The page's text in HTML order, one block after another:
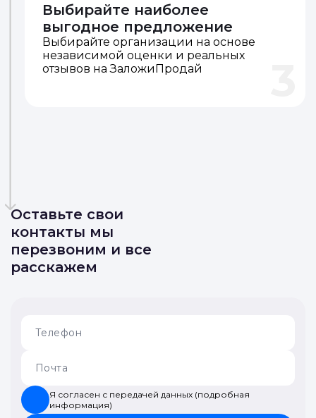
Выбирайте наиболее
выгодное предложение
Выбирайте организации на основе
независимой оценки и реальных
отзывов на ЗаложиПродай
Оставьте свои
контакты мы
перезвоним и все
расскажем
Я согласен с передачей данных (подробная
информация)